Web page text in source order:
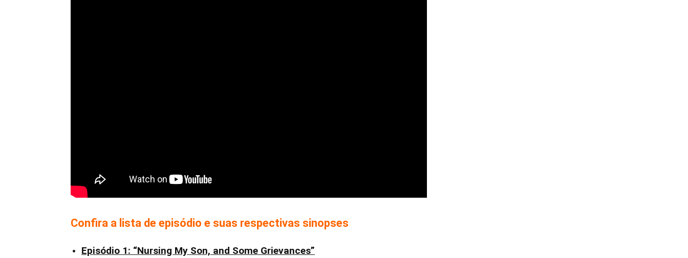
Confira a lista de episódio e suas respectivas sinopses
Episódio 1: “Nursing My Son, and Some Grievances”